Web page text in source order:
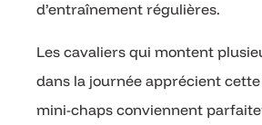
d’entraînement régulières.
Les cavaliers qui montent
dans la journée apprécient
mini-chaps conviennent